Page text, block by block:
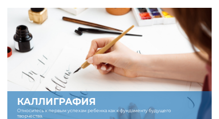
КАЛЛИГРАФИЯ
Относитесь к первым успехам ребенка как к фундаменту будущего
творчества.